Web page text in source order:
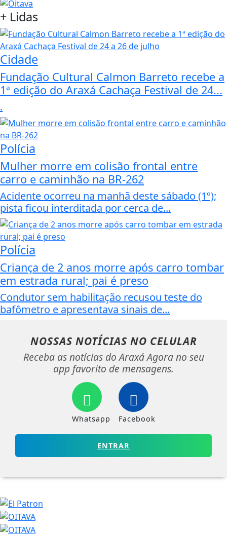
+ Lidas
Cidade
Fundação Cultural Calmon Barreto recebe a
1ª edição do Araxá Cachaça Festival de 24...
.
Polícia
Mulher morre em colisão frontal entre
carro e caminhão na BR-262
Acidente ocorreu na manhã deste sábado (1º);
pista ficou interditada por cerca de...
Polícia
Criança de 2 anos morre após carro tombar
em estrada rural; pai é preso
Condutor sem habilitação recusou teste do
bafômetro e apresentava sinais de...
NOSSAS NOTÍCIAS NO CELULAR
Receba as notícias do Araxá Agora no seu
app favorito de mensagens.
Whatsapp Facebook
ENTRAR